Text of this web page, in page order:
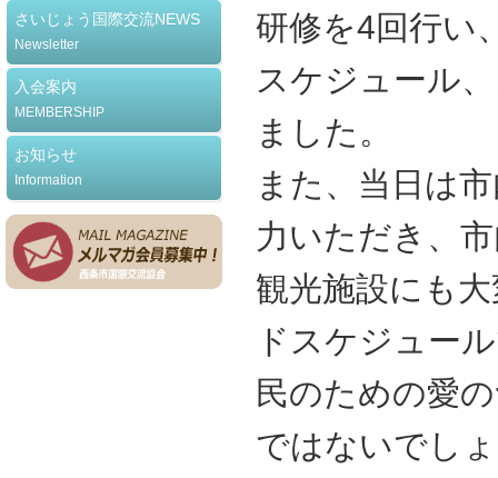
さいじょう国際交流NEWS
Newsletter
入会案内
MEMBERSHIP
お知らせ
Information
研修を4回行い
スケジュール
ました。
また、当日は
力いただき、
観光施設にも
ドスケジュー
民のための愛
ではないでし